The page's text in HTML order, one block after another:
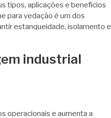
tipos, aplicações e benefícios
para vedação é um dos
estanqueidade, isolamento e
industrial
operacionais e aumenta a